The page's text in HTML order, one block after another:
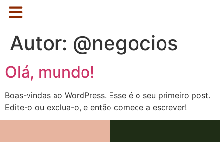
Autor: @negocios
Olá, mundo!
Boas-vindas ao WordPress. Esse é o seu primeiro post.
Edite-o ou exclua-o, e então comece a escrever!